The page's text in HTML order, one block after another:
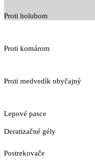
Proti holubom
Proti komárom
Proti medvedík obyčajný
Lepové pasce
Deratizačné gély
Postrekovače